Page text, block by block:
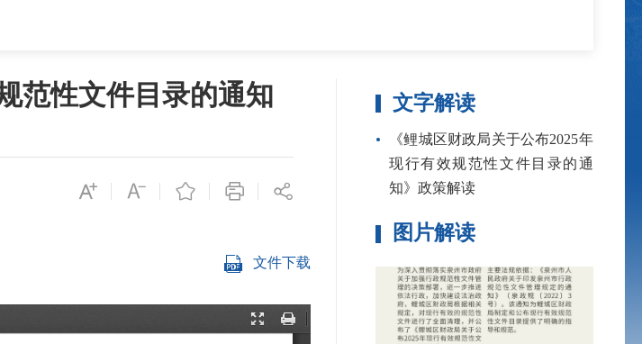
范性文件目录的通知
文件下载
文字解读
《鲤城区财政局关于公布2025年
现行有效规范性文件目录的通
知》政策解读
图片解读